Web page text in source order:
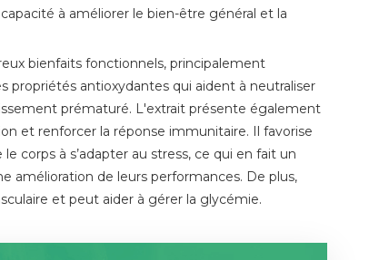
à améliorer le bien-être général et la
bienfaits fonctionnels, principalement
propriétés antioxydantes qui aident à neutraliser
prématuré. L'extrait présente également
et renforcer la réponse immunitaire. Il favorise
corps à s’adapter au stress, ce qui en fait un
amélioration de leurs performances. De plus,
et peut aider à gérer la glycémie.